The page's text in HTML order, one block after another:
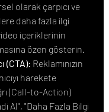
olarak çarpıcı ve
daha fazla ilgi
içeriklerinin
özen gösterin.
(CTA): Reklamınızın
harekete
(Call-to-Action)
Al", "Daha Fazla Bilgi